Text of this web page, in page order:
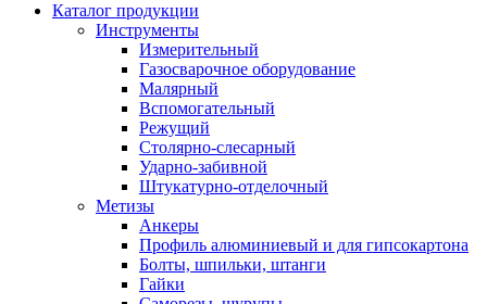
Каталог продукции
Инструменты
Измерительный
Газосварочное оборудование
Малярный
Вспомогательный
Режущий
Столярно-слесарный
Ударно-забивной
Штукатурно-отделочный
Метизы
Анкеры
Профиль алюминиевый и для гипсокартона
Болты, шпильки, штанги
Гайки